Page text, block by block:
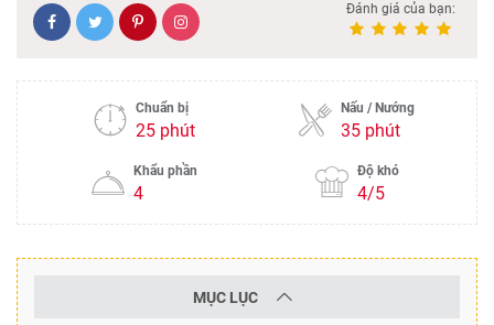
Đánh giá của bạn:
Chuẩn bị
25 phút
Nấu / Nướng
35 phút
Khẩu phần
4
Độ khó
4/5
MỤC LỤC